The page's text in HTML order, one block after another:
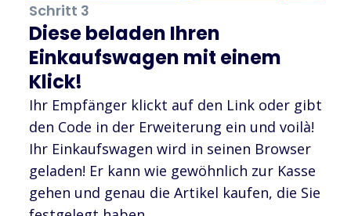
Schritt 3
Diese beladen Ihren
Einkaufswagen mit einem
Klick!
Ihr Empfänger klickt auf den Link oder gibt
den Code in der Erweiterung ein und voilà!
Ihr Einkaufswagen wird in seinen Browser
geladen! Er kann wie gewöhnlich zur Kasse
gehen und genau die Artikel kaufen, die Sie